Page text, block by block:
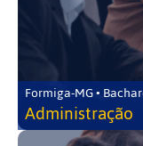
Formiga-MG •
Administração